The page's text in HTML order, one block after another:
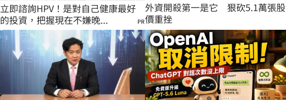
立即諮詢HPV！是對自己健康最好
的投資，把握現在不嫌晚...
PR
外資開殺第一是它　狠砍5.1萬張股
價重挫